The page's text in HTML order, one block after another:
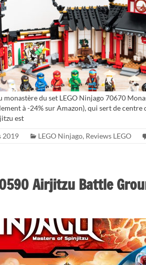
monastère du set LEGO Ninjago 70670
à -24% sur Amazon), qui sert de centre
est
2019 LEGO Ninjago, Reviews LEGO
Airjitzu Battle